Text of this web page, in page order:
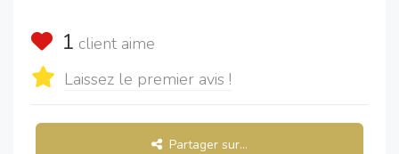
1 client aime
Laissez le premier avis !
Partager sur...